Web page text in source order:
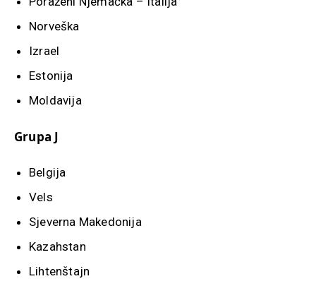
Norveška
Izrael
Estonija
Moldavija
Grupa J
Belgija
Vels
Sjeverna Makedonija
Kazahstan
Lihtenštajn